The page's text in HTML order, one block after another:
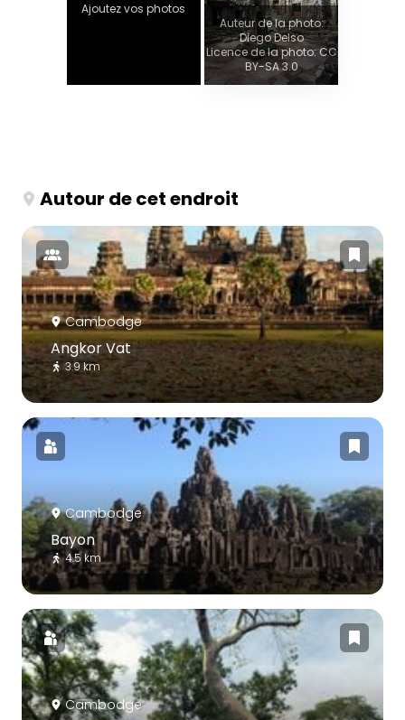
Ajoutez vos photos
Auteur de la photo:
Diego Delso
Licence de la photo: CC
BY-SA 3.0
Autour de cet endroit
Cambodge
Angkor Vat
3.9 km
Cambodge
Bayon
4.5 km
Cambodge